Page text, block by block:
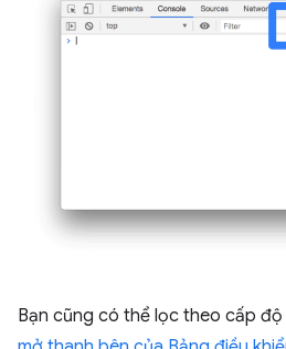
Bạn cũng có thể lọc theo cấp